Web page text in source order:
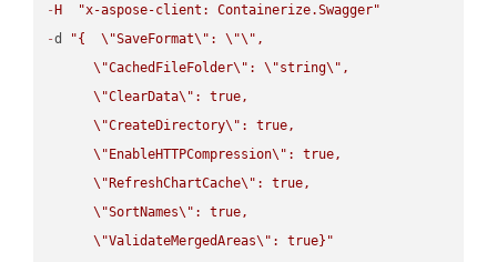
- H
"x-aspose-client: Containerize.Swagger"
-d "{ \"SaveFormat\" : \"\" ,
\"CachedFileFolder\" : \"string\" ,
\"ClearData\" : true,
\"CreateDirectory\" : true,
\" EnableHTTPCompression\" : true,
\" RefreshChartCache\" : true,
\"SortNames\" : true,
\"ValidateMergedAreas\" : true}"